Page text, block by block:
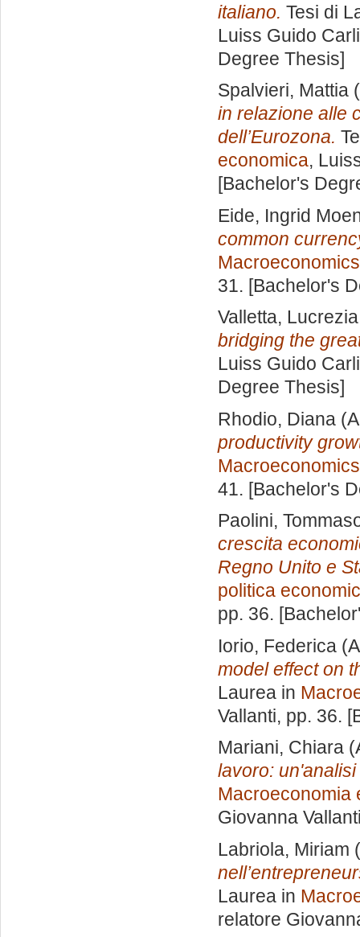
italiano. Tesi di
Luiss Guido
Degree Thesis]
Spalvieri, Mattia
in relazione alle
dell’Eurozona.
economica,
[Bachelor's
Eide, Ingrid
common
Macroeconomics
31. [Bachelor's
Valletta, Lucrezia
bridging the
Luiss Guido
Degree Thesis]
Rhodio, Diana
productivity
Macroeconomics
41. [Bachelor's
Paolini,
crescita
Regno Unito e
politica
pp. 36.
Iorio, Federica
model effect on
Laurea in
Vallanti, pp. 36.
Mariani, Chiara
lavoro:
Macroeconomia
Giovanna
Labriola, Miriam
Laurea in
relatore